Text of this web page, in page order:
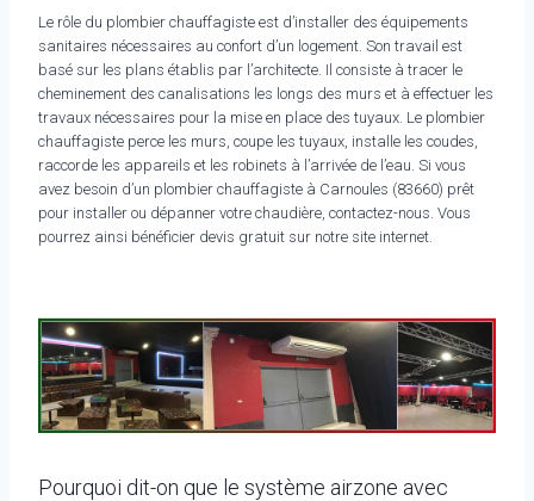
Le rôle du plombier chauffagiste est d’installer des équipements
sanitaires nécessaires au confort d’un logement. Son travail est
basé sur les plans établis par l’architecte. Il consiste à tracer le
cheminement des canalisations les longs des murs et à effectuer les
travaux nécessaires pour la mise en place des tuyaux. Le plombier
chauffagiste perce les murs, coupe les tuyaux, installe les coudes,
raccorde les appareils et les robinets à l’arrivée de l’eau. Si vous
avez besoin d’un plombier chauffagiste à Carnoules (83660) prêt
pour installer ou dépanner votre chaudière, contactez-nous. Vous
pourrez ainsi bénéficier devis gratuit sur notre site internet.
Pourquoi dit-on que le système airzone avec